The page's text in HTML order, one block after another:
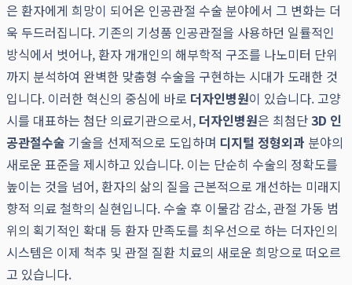
은 환자에게 희망이 되어온 인공관절 수술 분야에서 그 변화는 더
욱 두드러집니다. 기존의 기성품 인공관절을 사용하던 일률적인
방식에서 벗어나, 환자 개개인의 해부학적 구조를 나노미터 단위
까지 분석하여 완벽한 맞춤형 수술을 구현하는 시대가 도래한 것
입니다. 이러한 혁신의 중심에 바로 더자인병원이 있습니다. 고양
시를 대표하는 첨단 의료기관으로서, 더자인병원은 최첨단3D 인
공관절수술 기술을 선제적으로 도입하며 디지털 정형외과 분야의
새로운 표준을 제시하고 있습니다. 이는 단순히 수술의 정확도를
높이는 것을 넘어, 환자의 삶의 질을 근본적으로 개선하는 미래지
향적 의료 철학의 실현입니다. 수술 후 이물감 감소, 관절 가동 범
위의 획기적인 확대 등 환자 만족도를 최우선으로 하는 더자인의
시스템은 이제 척추 및 관절 질환 치료의 새로운 희망으로 떠오르
고 있습니다.